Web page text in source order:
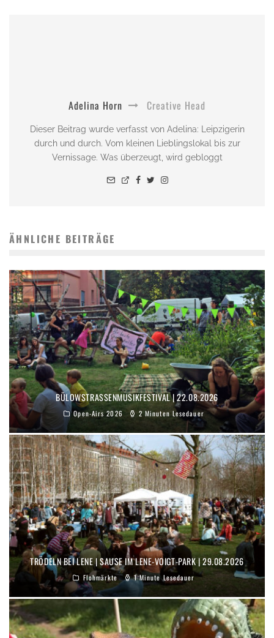
Adelina Horn Creative Head
Dieser Beitrag wurde verfasst von Adelina: Leipzigerin
durch und durch. Vom kleinen Lieblingslokal bis zur
Vernissage. Was überzeugt, wird gebloggt
ÄHNLICHE BEITRÄGE
BÜLOWSTRASSENMUSIKFESTIVAL | 22.08.2026
Open-Airs 2026 2 Minuten Lesedauer
TRÖDELN BEI LENE | SAUSE IM LENE-VOIGT-PARK | 29.08.2026
Flohmärkte 1 Minute Lesedauer